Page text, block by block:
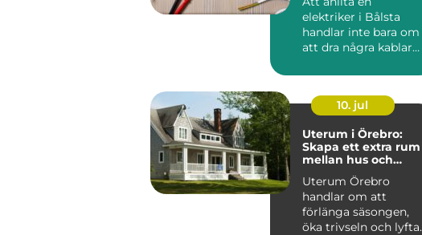
elektriker i Bålsta
handlar inte bara om
att dra några kablar
strömbryta...
10. jul
Uterum i Örebro:
Skapa ett extra rum
mellan hus och
Uterum Örebro
handlar om att
förlänga säsongen,
öka trivseln och lyfta